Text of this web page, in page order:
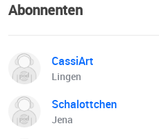
Abonnenten
CassiArt
Lingen
Schalottchen
Jena